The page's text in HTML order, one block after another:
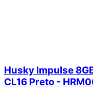
Husky Impulse
CL16 Preto -